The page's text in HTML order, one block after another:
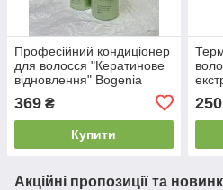
Професійний кондиціонер
для волосся "Кератинове
відновлення" Bogenia
Keratin Recovery 400ml
369 ₴
Купити
250
Акційні пропозиції та